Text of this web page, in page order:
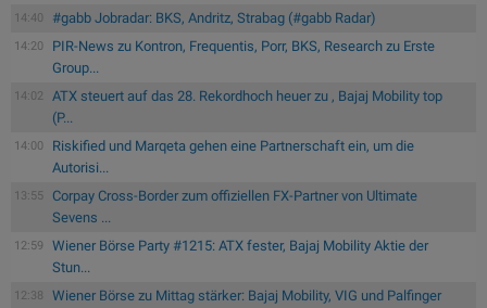
14:40 #gabb Jobradar: BKS, Andritz, Strabag (#gabb Radar)
14:20
PIR-News zu Kontron, Frequentis, Porr, BKS, Research zu Erste
Group...
14:02
ATX steuert auf das 28. Rekordhoch heuer zu , Bajaj Mobility top
(P...
14:00
Riskified und Marqeta gehen eine Partnerschaft ein, um die
Autorisi...
13:55
Corpay Cross-Border zum offiziellen FX-Partner von Ultimate
Sevens ...
12:59
Wiener Börse Party #1215: ATX fester, Bajaj Mobility Aktie der
Stun...
12:38
Wiener Börse zu Mittag stärker: Bajaj Mobility, VIG und Palfinger